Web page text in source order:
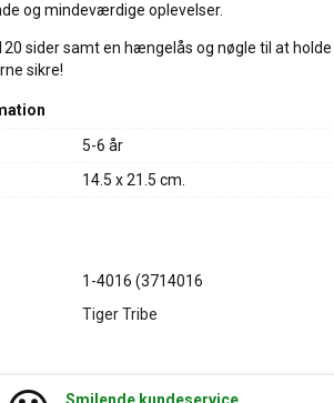
og mindeværdige oplevelser.
sider samt en hængelås og nøgle til at holde
sikre!
5-6 år
14.5 x 21.5 cm.
1-4016 (3714016
Tiger Tribe